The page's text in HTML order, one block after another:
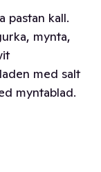
pastan kall.
mynta,
med salt
myntablad.